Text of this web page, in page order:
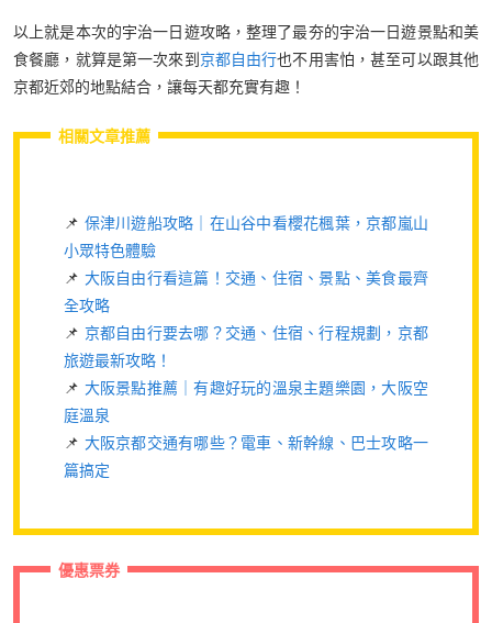
以上就是本次的宇治一日遊攻略，整理了最夯的宇治一日遊景點和美
食餐廳，就算是第一次來到 京都自由行也不用害怕，甚至可以跟其他
京都近郊的地點結合，讓每天都充實有趣！
相關文章推薦
📌 保津川遊船攻略｜在山谷中看櫻花楓葉，京都嵐山
小眾特色體驗
📌 大阪自由行看這篇！交通、住宿、景點、美食最齊
全攻略
📌 京都自由行要去哪？交通、住宿、行程規劃，京都
旅遊最新攻略！
📌 大阪景點推薦｜有趣好玩的溫泉主題樂園，大阪空
庭溫泉
📌 大阪京都交通有哪些？電車、新幹線、巴士攻略一
篇搞定
優惠票券